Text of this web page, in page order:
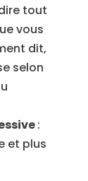
tout
vous
dit,
selon
:
et plus